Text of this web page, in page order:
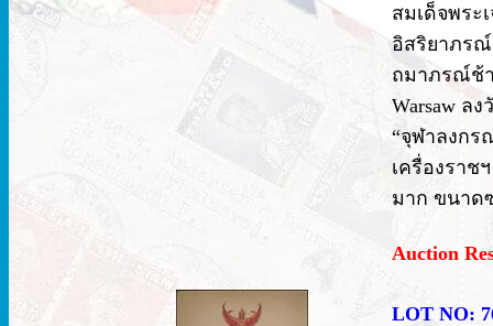
สมเด็จพระ
อิสริยาภรณ์
ถมาภรณ์ช้า
Warsaw ล
“จุฬาลงก
เครื่องราช
มาก ขนาด
Auction
LOT NO: